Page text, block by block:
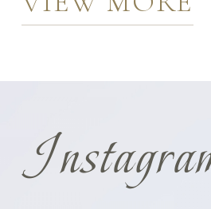
21日（土）まで特別休診
年末年始のお知らせ １
から 翌年１月3日（土）